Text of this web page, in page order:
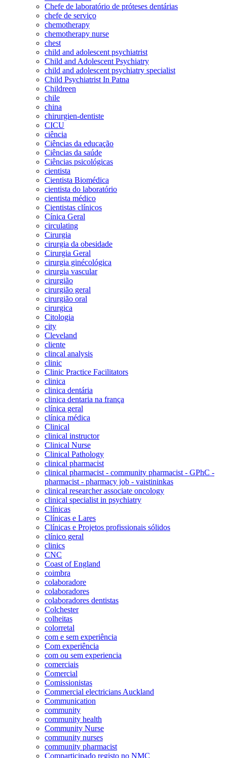
Chefe de laboratório de próteses dentárias
chefe de serviço
chemotherapy
chemotherapy nurse
chest
child and adolescent psychiatrist
Child and Adolescent Psychiatry
child and adolescent psychiatry specialist
Child Psychiatrist In Patna
Childreen
chile
china
chirurgien-dentiste
CICU
ciência
Ciências da educação
Ciências da saúde
Ciências psicológicas
cientista
Cientista Biomédica
cientista do laboratório
cientista médico
Cientistas clínicos
Cínica Geral
circulating
Cirurgia
cirurgia da obesidade
Cirurgia Geral
cirurgia ginécológica
cirurgia vascular
cirurgião
cirurgião geral
cirurgião oral
cirurgica
Citologia
city
Cleveland
cliente
clincal analysis
clinic
Clinic Practice Facilitators
clinica
clinica dentária
clinica dentaria na frança
clínica geral
clínica médica
Clinical
clinical instructor
Clinical Nurse
Clinical Pathology
clinical pharmacist
clinical pharmacist - community pharmacist - GPhC -
pharmacist - pharmacy job - vaistininkas
clinical researcher associate oncology
clinical specialist in psychiatry
Clínicas
Clínicas e Lares
Clínicas e Projetos profissionais sólidos
clínico geral
clinics
CNC
Coast of England
coimbra
colaboradore
colaboradores
colaboradores dentistas
Colchester
colheitas
colorretal
com e sem experiência
Com experiência
com ou sem experiencia
comerciais
Comercial
Comissionistas
Commercial electricians Auckland
Communication
community
community health
Community Nurse
community nurses
community pharmacist
Comparticipado registo no NMC